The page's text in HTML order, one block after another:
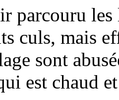
parcouru les
culs, mais
sont
est chaud